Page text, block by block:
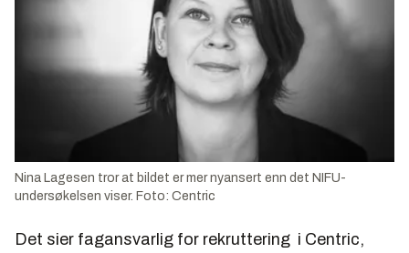
Nina Lagesen tror at bildet er mer nyansert enn det NIFU-
undersøkelsen viser. Foto: Centric
Det sier fagansvarlig for rekruttering i Centric,